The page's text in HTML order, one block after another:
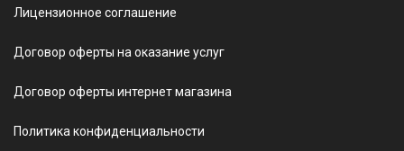
Лицензионное соглашение
Договор оферты на оказание услуг
Договор оферты интернет магазина
Политика конфиденциальности